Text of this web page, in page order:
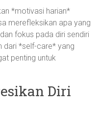
*motivasi harian*
merefleksikan apa yang
fokus pada diri sendiri
dari *self-care* yang
penting untuk
Diri